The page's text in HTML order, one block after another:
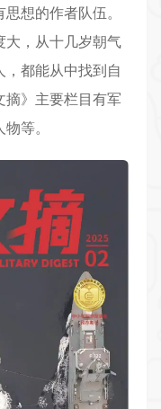
想的作者队伍。
大，从十几岁朝气
都能从中找到自
摘》主要栏目有军
等。